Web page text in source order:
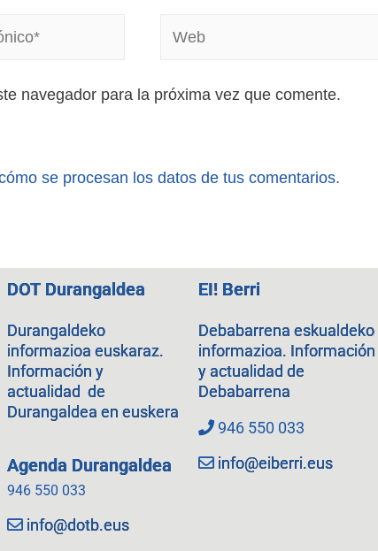
navegador para la próxima vez que comente.
se procesan los datos de tus comentarios.
DOT Durangaldea
Durangaldeko
informazioa euskaraz.
Información y
actualidad de
Durangaldea en euskera
Agenda Durangaldea
946 550 033
info@dotb.eus
EI! Berri
Debabarrena eskualdeko
informazioa. Información
y actualidad de
Debabarrena
946 550 033
info@eiberri.eus